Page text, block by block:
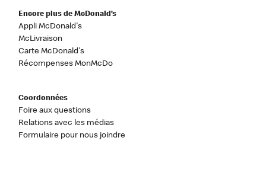
Encore plus de McDonald’s
Appli McDonald's
McLivraison
Carte McDonald's
Récompenses MonMcDo
Coordonnées
Foire aux questions
Relations avec les médias
Formulaire pour nous joindre